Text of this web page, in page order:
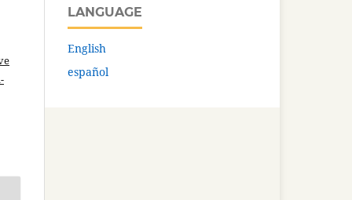
LANGUAGE
English
español